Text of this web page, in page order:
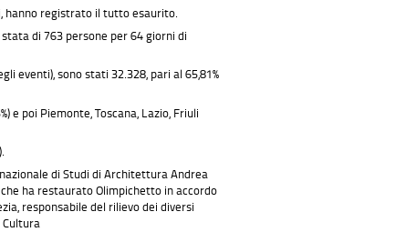
hanno registrato il tutto esaurito.
di 763 persone per 64 giorni di
eventi), sono stati 32.328, pari al 65,81%
e poi Piemonte, Toscana, Lazio, Friuli
di Studi di Architettura Andrea
ha restaurato Olimpichetto in accordo
responsabile del rilievo dei diversi